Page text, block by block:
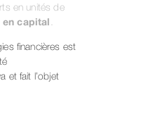
en unités de
capital .
financières est
et fait l’objet